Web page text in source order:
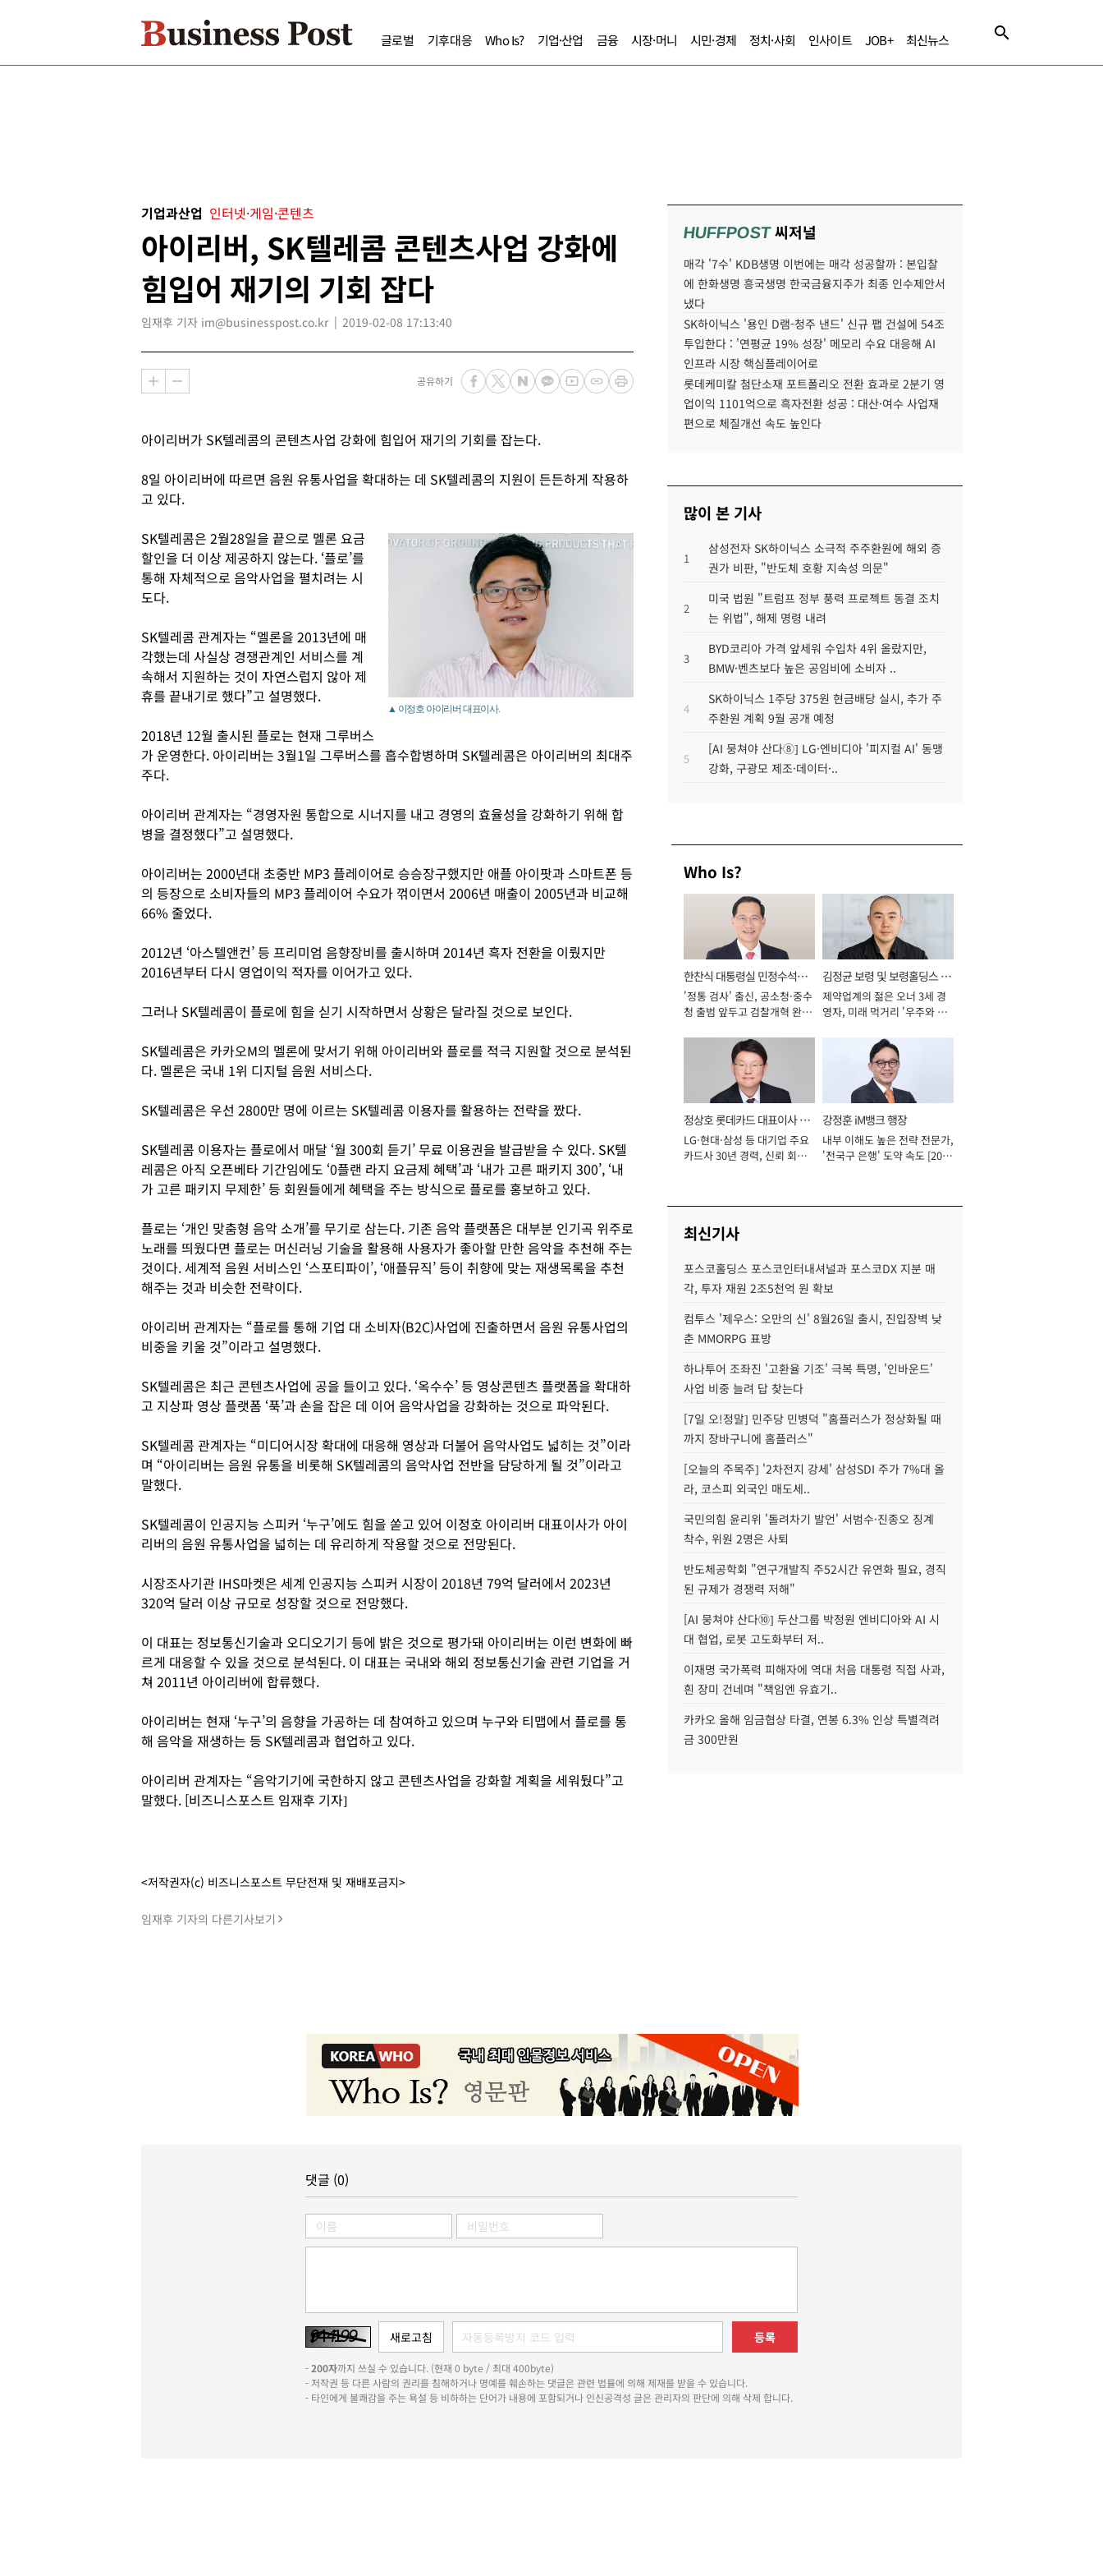
글로벌 기후대응 Who Is? 기업·산업 금융 시장·머니 시민·경제 정치·사회 인사이트 JOB+ 최신뉴스
기업과산업 인터넷·게임·콘텐츠
아이리버, SK텔레콤 콘텐츠사업 강화에
힘입어 재기의 기회 잡다
임재후 기자 im@businesspost.co.kr 2019-02-08 17:13:40
공유하기
아이리버가 SK텔레콤의 콘텐츠사업 강화에 힘입어 재기의 기회를 잡는다.
8일 아이리버에 따르면 음원 유통사업을 확대하는 데 SK텔레콤의 지원이 든든하게 작용하
고 있다.
▲ 이정호 아이리버 대표이사.
SK텔레콤은 2월28일을 끝으로 멜론 요금
할인을 더 이상 제공하지 않는다. ‘플로’를
통해 자체적으로 음악사업을 펼치려는 시
도다.
SK텔레콤 관계자는 “멜론을 2013년에 매
각했는데 사실상 경쟁관계인 서비스를 계
속해서 지원하는 것이 자연스럽지 않아 제
휴를 끝내기로 했다”고 설명했다.
2018년 12월 출시된 플로는 현재 그루버스
가 운영한다. 아이리버는 3월1일 그루버스를 흡수합병하며 SK텔레콤은 아이리버의 최대주
주다.
아이리버 관계자는 “경영자원 통합으로 시너지를 내고 경영의 효율성을 강화하기 위해 합
병을 결정했다”고 설명했다.
아이리버는 2000년대 초중반 MP3 플레이어로 승승장구했지만 애플 아이팟과 스마트폰 등
의 등장으로 소비자들의 MP3 플레이어 수요가 꺾이면서 2006년 매출이 2005년과 비교해
66% 줄었다.
2012년 ‘아스텔앤컨’ 등 프리미엄 음향장비를 출시하며 2014년 흑자 전환을 이뤘지만
2016년부터 다시 영업이익 적자를 이어가고 있다.
그러나 SK텔레콤이 플로에 힘을 싣기 시작하면서 상황은 달라질 것으로 보인다.
SK텔레콤은 카카오M의 멜론에 맞서기 위해 아이리버와 플로를 적극 지원할 것으로 분석된
다. 멜론은 국내 1위 디지털 음원 서비스다.
SK텔레콤은 우선 2800만 명에 이르는 SK텔레콤 이용자를 활용하는 전략을 짰다.
SK텔레콤 이용자는 플로에서 매달 ‘월 300회 듣기’ 무료 이용권을 발급받을 수 있다. SK텔
레콤은 아직 오픈베타 기간임에도 ‘0플랜 라지 요금제 혜택’과 ‘내가 고른 패키지 300’, ‘내
가 고른 패키지 무제한’ 등 회원들에게 혜택을 주는 방식으로 플로를 홍보하고 있다.
플로는 ‘개인 맞춤형 음악 소개’를 무기로 삼는다. 기존 음악 플랫폼은 대부분 인기곡 위주로
노래를 띄웠다면 플로는 머신러닝 기술을 활용해 사용자가 좋아할 만한 음악을 추천해 주는
것이다. 세계적 음원 서비스인 ‘스포티파이’, ‘애플뮤직’ 등이 취향에 맞는 재생목록을 추천
해주는 것과 비슷한 전략이다.
아이리버 관계자는 “플로를 통해 기업 대 소비자(B2C)사업에 진출하면서 음원 유통사업의
비중을 키울 것”이라고 설명했다.
SK텔레콤은 최근 콘텐츠사업에 공을 들이고 있다. ‘옥수수’ 등 영상콘텐츠 플랫폼을 확대하
고 지상파 영상 플랫폼 ‘푹’과 손을 잡은 데 이어 음악사업을 강화하는 것으로 파악된다.
SK텔레콤 관계자는 “미디어시장 확대에 대응해 영상과 더불어 음악사업도 넓히는 것”이라
며 “아이리버는 음원 유통을 비롯해 SK텔레콤의 음악사업 전반을 담당하게 될 것”이라고
말했다.
SK텔레콤이 인공지능 스피커 ‘누구’에도 힘을 쏟고 있어 이정호 아이리버 대표이사가 아이
리버의 음원 유통사업을 넓히는 데 유리하게 작용할 것으로 전망된다.
시장조사기관 IHS마켓은 세계 인공지능 스피커 시장이 2018년 79억 달러에서 2023년
320억 달러 이상 규모로 성장할 것으로 전망했다.
이 대표는 정보통신기술과 오디오기기 등에 밝은 것으로 평가돼 아이리버는 이런 변화에 빠
르게 대응할 수 있을 것으로 분석된다. 이 대표는 국내와 해외 정보통신기술 관련 기업을 거
쳐 2011년 아이리버에 합류했다.
아이리버는 현재 ‘누구’의 음향을 가공하는 데 참여하고 있으며 누구와 티맵에서 플로를 통
해 음악을 재생하는 등 SK텔레콤과 협업하고 있다.
아이리버 관계자는 “음악기기에 국한하지 않고 콘텐츠사업을 강화할 계획을 세워뒀다”고
말했다. [비즈니스포스트 임재후 기자]
<저작권자(c) 비즈니스포스트 무단전재 및 재배포금지>
임재후 기자의 다른기사보기
HUFFPOST씨저널
매각 '7수' KDB생명 이번에는 매각 성공할까 : 본입찰
에 한화생명 흥국생명 한국금융지주가 최종 인수제안서
냈다
SK하이닉스 '용인 D램-청주 낸드' 신규 팹 건설에 54조
투입한다 : '연평균 19% 성장' 메모리 수요 대응해 AI
인프라 시장 핵심플레이어로
롯데케미칼 첨단소재 포트폴리오 전환 효과로 2분기 영
업이익 1101억으로 흑자전환 성공 : 대산·여수 사업재
편으로 체질개선 속도 높인다
많이 본 기사
1
삼성전자 SK하이닉스 소극적 주주환원에 해외 증
권가 비판, "반도체 호황 지속성 의문"
2
미국 법원 "트럼프 정부 풍력 프로젝트 동결 조치
는 위법", 해제 명령 내려
3
BYD코리아 가격 앞세워 수입차 4위 올랐지만,
BMW·벤츠보다 높은 공임비에 소비자 ..
4
SK하이닉스 1주당 375원 현금배당 실시, 추가 주
주환원 계획 9월 공개 예정
5
[AI 뭉쳐야 산다⑧] LG·엔비디아 '피지컬 AI' 동맹
강화, 구광모 제조·데이터·..
Who Is?
한찬식 대통령실 민정수석비
서관
'정통 검사' 출신, 공소청·중수
청 출범 앞두고 검찰개혁 완수
김정균 보령 및 보령홀딩스 대
표이사 사장
제약업계의 젊은 오너 3세 경
영자, 미래 먹거리 '우주와 헬
정상호 롯데카드 대표이사 사
장
LG·현대·삼성 등 대기업 주요
카드사 30년 경력, 신뢰 회복
강정훈 iM뱅크 행장
내부 이해도 높은 전략 전문가,
'전국구 은행' 도약 속도 [2026
최신기사
포스코홀딩스 포스코인터내셔널과 포스코DX 지분 매
각, 투자 재원 2조5천억 원 확보
컴투스 '제우스: 오만의 신' 8월26일 출시, 진입장벽 낮
춘 MMORPG 표방
하나투어 조좌진 '고환율 기조' 극복 특명, '인바운드'
사업 비중 늘려 답 찾는다
[7일 오!정말] 민주당 민병덕 "홈플러스가 정상화될 때
까지 장바구니에 홈플러스"
[오늘의 주목주] '2차전지 강세' 삼성SDI 주가 7%대 올
라, 코스피 외국인 매도세..
국민의힘 윤리위 '돌려차기 발언' 서범수·진종오 징계
착수, 위원 2명은 사퇴
반도체공학회 "연구개발직 주52시간 유연화 필요, 경직
된 규제가 경쟁력 저해"
[AI 뭉쳐야 산다⑩] 두산그룹 박정원 엔비디아와 AI 시
대 협업, 로봇 고도화부터 저..
이재명 국가폭력 피해자에 역대 처음 대통령 직접 사과,
흰 장미 건네며 "책임엔 유효기..
카카오 올해 임금협상 타결, 연봉 6.3% 인상 특별격려
금 300만원
댓글 (0)
등록
-200자까지 쓰실 수 있습니다. (현재 0 byte / 최대 400byte)
- 저작권 등 다른 사람의 권리를 침해하거나 명예를 훼손하는 댓글은 관련 법률에 의해 제재를 받을 수 있습니다.
- 타인에게 불쾌감을 주는 욕설 등 비하하는 단어가 내용에 포함되거나 인신공격성 글은 관리자의 판단에 의해 삭제 합니다.